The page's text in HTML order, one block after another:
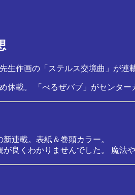
生作画の「ステルス交境曲」が連
休載。 「べるぜバブ」がセンター
連載。表紙＆巻頭カラー。
良くわかりませんでした。 魔法